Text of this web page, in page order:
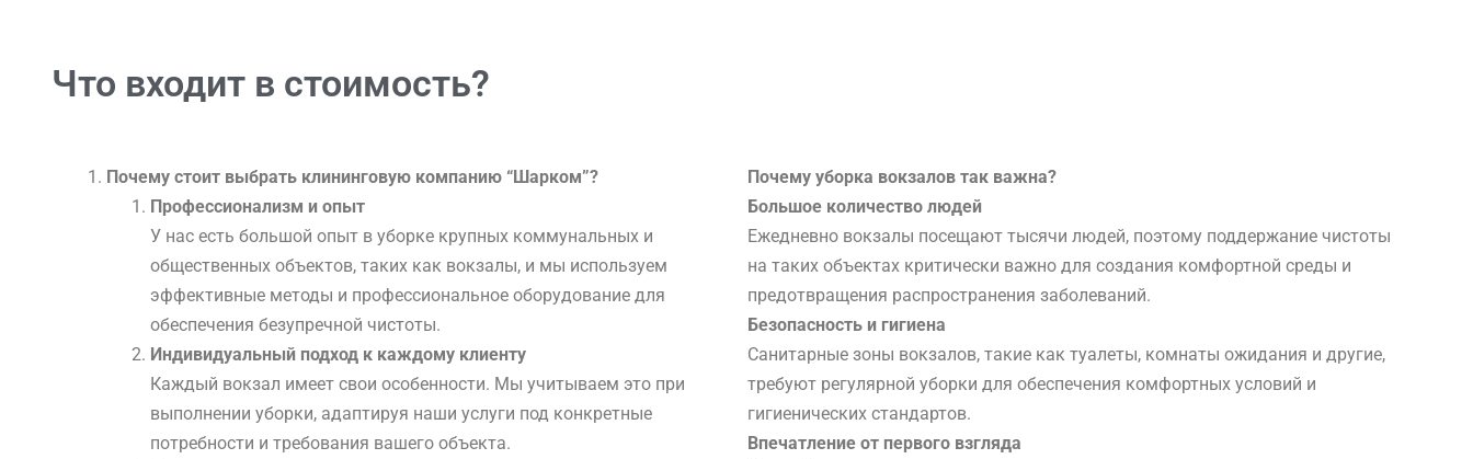
Что входит в стоимость?
Почему стоит выбрать клининговую компанию “Шарком”?
Профессионализм и опыт
У нас есть большой опыт в уборке крупных коммунальных и
общественных объектов, таких как вокзалы, и мы используем
эффективные методы и профессиональное оборудование для
обеспечения безупречной чистоты.
Индивидуальный подход к каждому клиенту
Каждый вокзал имеет свои особенности. Мы учитываем это при
выполнении уборки, адаптируя наши услуги под конкретные
потребности и требования вашего объекта.
Почему уборка вокзалов так важна?
Большое количество людей
Ежедневно вокзалы посещают тысячи людей, поэтому поддержание чистоты
на таких объектах критически важно для создания комфортной среды и
предотвращения распространения заболеваний.
Безопасность и гигиена
Санитарные зоны вокзалов, такие как туалеты, комнаты ожидания и другие,
требуют регулярной уборки для обеспечения комфортных условий и
гигиенических стандартов.
Впечатление от первого взгляда